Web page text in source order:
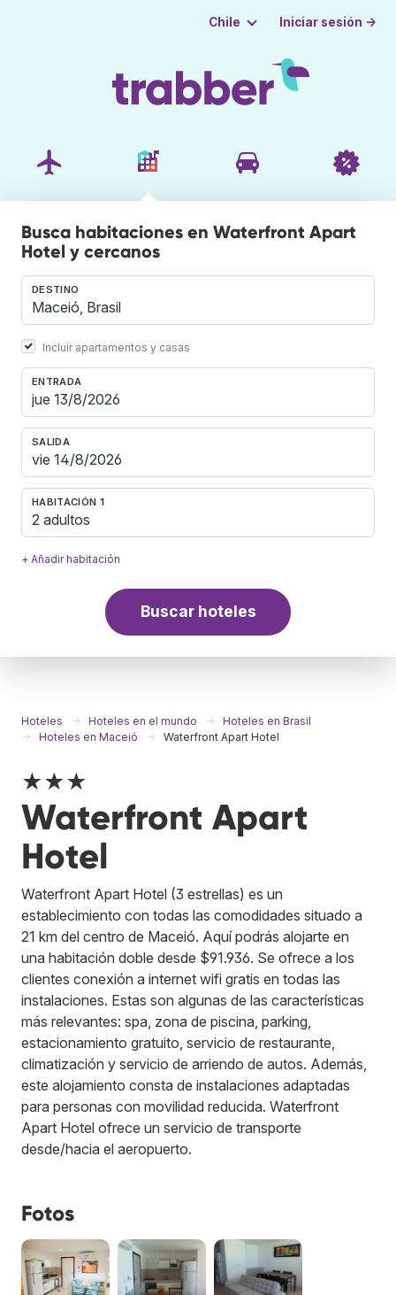
Chile Iniciar sesión →
Busca habitaciones en Waterfront Apart
Hotel y cercanos
DESTINO
Incluir apartamentos y casas
ENTRADA
SALIDA
HABITACIÓN 1
2 adultos
+ Añadir habitación
Buscar hoteles
Hoteles Hoteles en el mundo
Hoteles en Brasil
Hoteles en Maceió
Waterfront Apart Hotel
★★★
Waterfront Apart
Hotel
Waterfront Apart Hotel (3 estrellas) es un
establecimiento con todas las comodidades situado a
21 km del centro de Maceió. Aquí podrás alojarte en
una habitación doble desde $91.936. Se ofrece a los
clientes conexión a internet wifi gratis en todas las
instalaciones. Estas son algunas de las características
más relevantes: spa, zona de piscina, parking,
estacionamiento gratuito, servicio de restaurante,
climatización y servicio de arriendo de autos. Además,
este alojamiento consta de instalaciones adaptadas
para personas con movilidad reducida. Waterfront
Apart Hotel ofrece un servicio de transporte
desde/hacia el aeropuerto.
Fotos